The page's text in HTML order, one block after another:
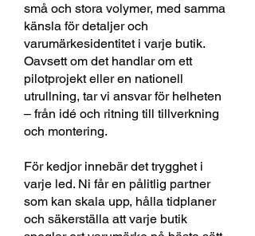
små och stora volymer, med samma
känsla för detaljer och
varumärkesidentitet i varje butik.
Oavsett om det handlar om ett
pilotprojekt eller en nationell
utrullning, tar vi ansvar för helheten
– från idé och ritning till tillverkning
och montering.
För kedjor innebär det trygghet i
varje led. Ni får en pålitlig partner
som kan skala upp, hålla tidplaner
och säkerställa att varje butik